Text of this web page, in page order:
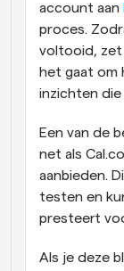
account aan
proces.
voltooid, zet
het gaat om
inzichten
Een van de
net als
aanbieden.
testen en
presteert
Als je deze